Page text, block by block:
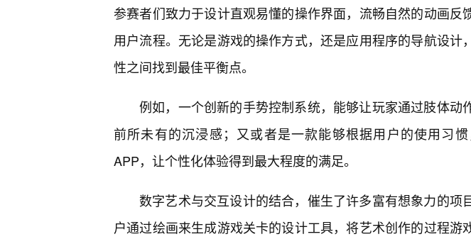
参赛者们致力于设计直观易懂的操作界面，流畅自然的动画反
用户流程。无论是游戏的操作方式，还是应用程序的导航设计
性之间找到最佳平衡点。
例如，一个创新的手势控制系统，能够让玩家通过肢体动
前所未有的沉浸感；又或者是一款能够根据用户的使用习
APP，让个性化体验得到最大程度的满足。
数字艺术与交互设计的结合，催生了许多富有想象力的项
户通过绘画来生成游戏关卡的设计工具，将艺术创作的过程游